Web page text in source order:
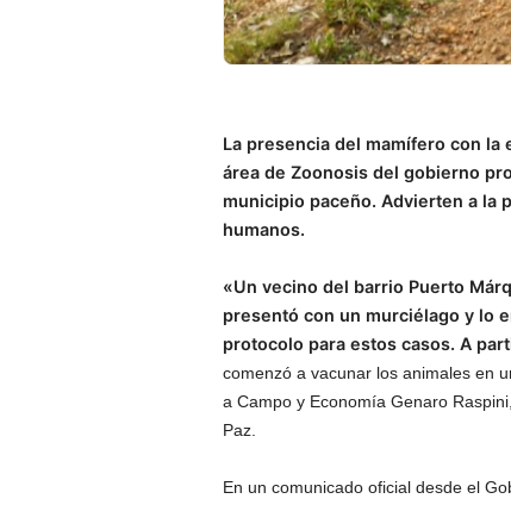
La presencia del mamífero con
área de Zoonosis del gobierno
municipio paceño. Advierten a la
humanos.
«Un vecino del barrio Puerto
presentó con un murciélago y lo
protocolo para estos casos. A
comenzó a vacunar los animales en
a Campo y Economía Genaro
Paz.
En un comunicado oficial desde el